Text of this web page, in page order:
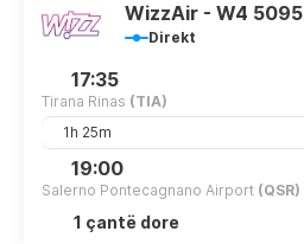
WizzAir - W4 5095
Direkt
17:35
Tirana Rinas (TIA)
1h 25m
19:00
Salerno Pontecagnano Airport (QSR)
1 çantë dore